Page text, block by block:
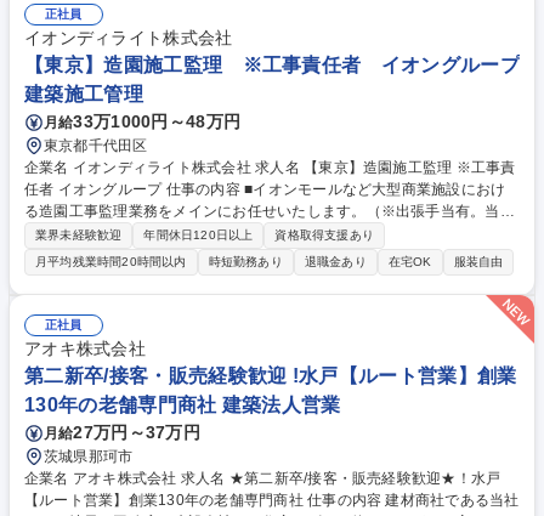
正社員
イオンディライト株式会社
【東京】造園施工監理 ※工事責任者 イオングループ
建築施工管理
月給33万1000円～48万円
東京都千代田区
企業名 イオンディライト株式会社 求人名 【東京】造園施工監理 ※工事責
任者 イオングループ 仕事の内容 ■イオンモールなど大型商業施設におけ
る造園工事監理業務をメインにお任せいたします。（※出張手当有。当社
規定により支給・労働条件備考に詳細は記載）具体的業務は下記に記載い
たします。 ・建設事業の営業所登録、営業所専任技術者として登録/・建
設工事における工事請負契約書締結内容、及び帳簿関係書類のチェック、
建設関係書類の現場指導/・建設工事におけるサービス品質の標準化・統一
化（マニュアルや仕様書、手順書の検討・作成）/・建設工事におけるサー
ビス品質に関する評価・指導・支援、インスペクション方法の確立/・建設
工事における品質改善・業務改善・業務効率化の提案 募集職種 【東京】
造園施工監理 ※工事責任者 イオングループ
業界未経験歓迎 年間休日120日以上
資格取得支援あり
月平均残業時間20時間以内
時短勤務あり 退職金あり 在宅OK 服装自由
正社員
アオキ株式会社
第二新卒/接客・販売経験歓迎 !水戸【ルート営業】創業
130年の老舗専門商社 建築法人営業
月給27万円～37万円
茨城県那珂市
企業名 アオキ株式会社 求人名 ★第二新卒/接客・販売経験歓迎★！水戸
【ルート営業】創業130年の老舗専門商社 仕事の内容 建材商社である当社